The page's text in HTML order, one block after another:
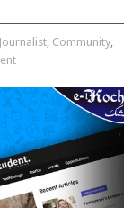
, Community,